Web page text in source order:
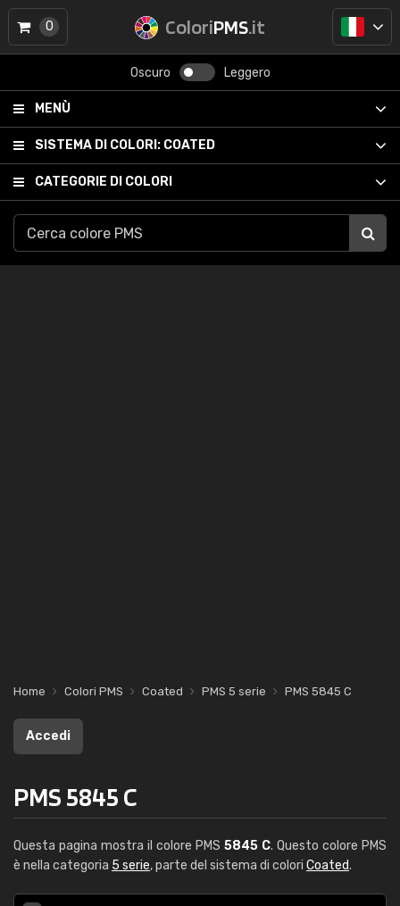
ColoriPMS.it
Oscuro Leggero
MENÙ
SISTEMA DI COLORI: COATED
CATEGORIE DI COLORI
0
Home Colori PMS Coated PMS 5 serie PMS 5845 C
Accedi
PMS 5845 C
Questa pagina mostra il colore PMS 5845 C. Questo colore PMS
è nella categoria 5 serie, parte del sistema di colori Coated.